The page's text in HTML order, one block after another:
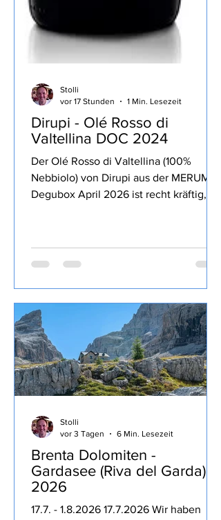
Dirupi - Olé Rosso di
Valtellina DOC 2024
Der Olé Rosso di Valtellina (100%
Nebbiolo) von Dirupi aus der MERUM
13% Alkohol, Tannine und Säure gut
eingebunden, trinkig, passt sehr gut zu
über den Abend.
vor 17 Stunden
1 Min. Lesezeit
Brenta Dolomiten -
Gardasee (Riva del Garda)
2026
vor 3 Tagen
6 Min. Lesezeit